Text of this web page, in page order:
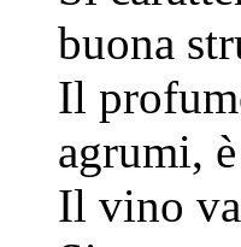
buona
Il
agrumi,
Il vino